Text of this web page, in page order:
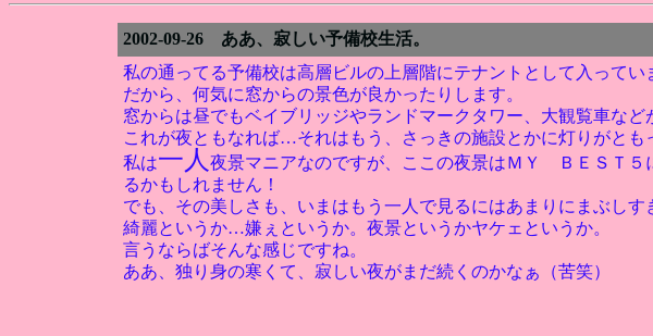
2002-09-26 ああ、寂しい予備校生活。
私の通ってる予備校は高層ビルの上層階にテナントとして入ってい
だから、何気に窓からの景色が良かったりします。
窓からは昼でもベイブリッジやランドマークタワー、大観覧車など
これが夜ともなれば…それはもう、さっきの施設とかに灯りがとも
私は一人 夜景マニアなのですが、ここの夜景はＭＹ ＢＥＳＴ５
るかもしれません！
でも、その美しさも、いまはもう一人で見るにはあまりにまぶし
綺麗というか…嫌ぇというか。夜景というかヤケェというか。
言うならばそんな感じですね。
ああ、独り身の寒くて、寂しい夜がまだ続くのかなぁ（苦笑）